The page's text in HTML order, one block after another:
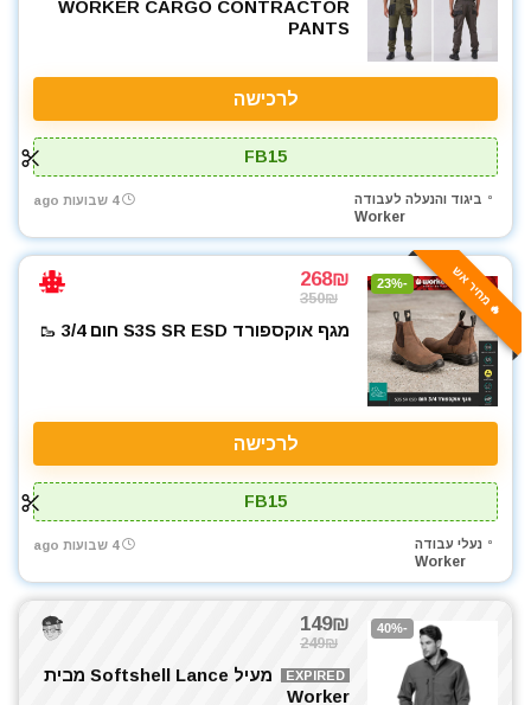
WORKER CARGO CONTRACTOR
PANTS
לרכישה
FB15
ביגוד והנעלה לעבודה
Worker
4 שבועות ago
🔥 מחיר אש -23%
268₪
350₪
מגף אוקספורד S3S SR ESD חום 3/4 🥾
לרכישה
FB15
נעלי עבודה
Worker
4 שבועות ago
-40%
149₪
249₪
EXPIRED
מעיל Softshell Lance מבית
Worker